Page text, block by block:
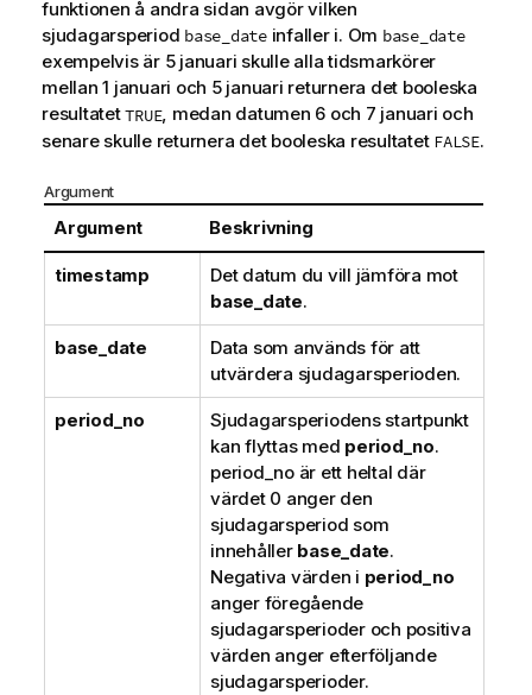
f
o
r
m
a
t
o
n
funktionen å andra sidan avgör vilken
sjudagarsperiod base_dateinfaller i. Om base_date
exempelvis är 5 januari skulle alla tidsmarkörer
mellan 1 januari och 5 januari returnera det booleska
resultatetTRUE, medan datumen 6 och 7 januari och
senare skulle returnera det booleska resultatet FALSE.
Argument
Argument Beskrivning
timestamp
Det datum du vill jämföra mot
base_date.
base_date
Data som används för att
utvärdera sjudagarsperioden.
period_no
Sjudagarsperiodens startpunkt
kan flyttas med period_no.
period_no är ett heltal där
värdet 0 anger den
sjudagarsperiod som
innehåller base_date.
Negativa värden i period_no
anger föregående
sjudagarsperioder och positiva
värden anger efterföljande
sjudagarsperioder.